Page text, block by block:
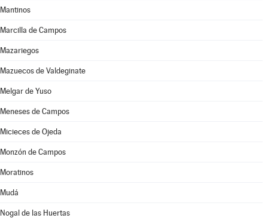
Mantinos
Marcilla de Campos
Mazariegos
Mazuecos de Valdeginate
Melgar de Yuso
Meneses de Campos
Micieces de Ojeda
Monzón de Campos
Moratinos
Mudá
Nogal de las Huertas